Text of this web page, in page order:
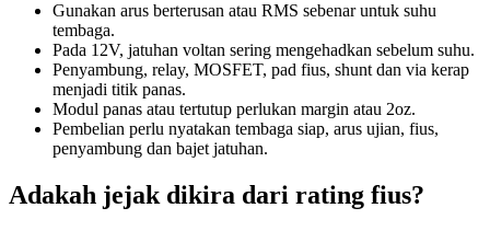
Gunakan arus berterusan atau RMS sebenar untuk suhu
tembaga.
Pada 12V, jatuhan voltan sering mengehadkan sebelum suhu.
Penyambung, relay, MOSFET, pad fius, shunt dan via kerap
menjadi titik panas.
Modul panas atau tertutup perlukan margin atau 2oz.
Pembelian perlu nyatakan tembaga siap, arus ujian, fius,
penyambung dan bajet jatuhan.
Adakah jejak dikira dari rating fius?